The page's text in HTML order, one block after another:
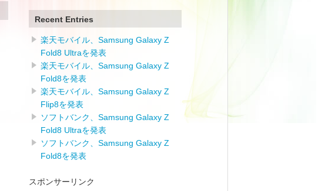
Recent Entries
楽天モバイル、Samsung Galaxy Z
Fold8 Ultraを発表
楽天モバイル、Samsung Galaxy Z
Fold8を発表
楽天モバイル、Samsung Galaxy Z
Flip8を発表
ソフトバンク、Samsung Galaxy Z
Fold8 Ultraを発表
ソフトバンク、Samsung Galaxy Z
Fold8を発表
スポンサーリンク